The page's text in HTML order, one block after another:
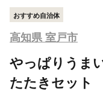
おすすめ自治体
高知県 室戸市
やっぱりうま
たたきセット